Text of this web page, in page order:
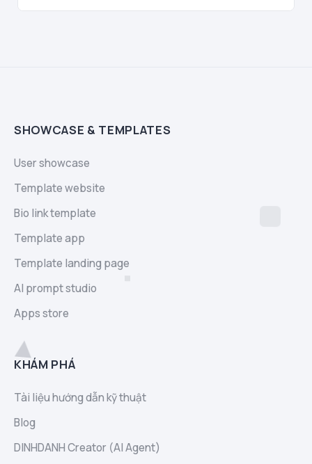
SHOWCASE & TEMPLATES
User showcase
Template website
Bio link template
Template app
Template landing page
AI prompt studio
Apps store
KHÁM PHÁ
Tài liệu hướng dẫn kỹ thuật
Blog
DINHDANH Creator (AI Agent)